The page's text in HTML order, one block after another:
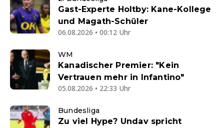
Gast-Experte Holtby: Kane-Kollege
und Magath-Schüler
06.08.2026 • 00:12 Uhr
WM
Kanadischer Premier: "Kein
Vertrauen mehr in Infantino"
05.08.2026 • 22:33 Uhr
Bundesliga
Zu viel Hype? Undav spricht